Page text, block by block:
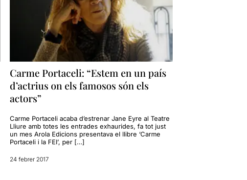
Carme Portaceli: “Estem en un país
d’actrius on els famosos són els
actors”
Carme Portaceli acaba d’estrenar Jane Eyre al Teatre
Lliure amb totes les entrades exhaurides, fa tot just
un mes Arola Edicions presentava el llibre ‘Carme
Portaceli i la FEI’, per […]
24 febrer 2017